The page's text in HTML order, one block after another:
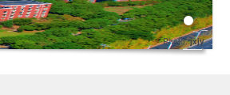
Photo:jxjy